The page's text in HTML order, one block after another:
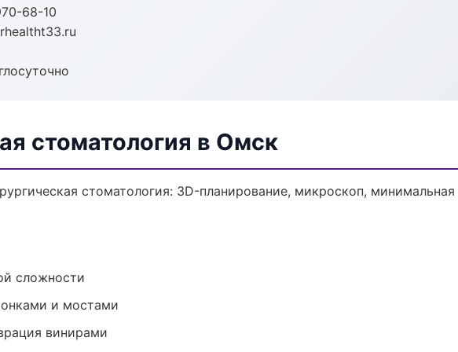
68-10
стоматология в Омск
стоматология: 3D-планирование, микроскоп, минимальная
сложности
и мостами
винирами